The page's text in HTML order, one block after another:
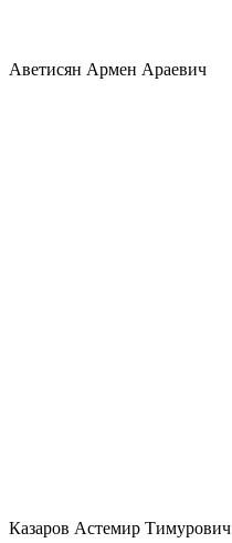
Аветисян Армен Араевич
Казаров Астемир Тимурович